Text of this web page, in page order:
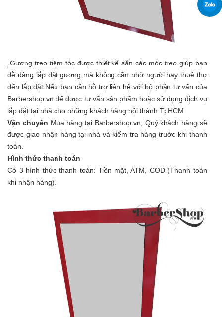
Gương treo tiệm tócđược thiết kế sẵn các móc treo giúp bạn
dễ dàng lắp đặt gương mà không cần nhờ người hay thuê thợ
đến lắp đặt.Nếu bạn cần hỗ trợ liên hệ với bộ phận tư vấn của
Barbershop.vn để được tư vấn sản phẩm hoặc sử dụng dịch vụ
lắp đặt tại nhà cho những khách hàng nội thành TpHCM
Vận chuyển Mua hàng tại Barbershop.vn, Quý khách hàng sẽ
được giao nhận hàng tại nhà và kiểm tra hàng trước khi thanh
toán.
Hình thức thanh toán
Có 3 hình thức thanh toán: Tiền mặt, ATM, COD (Thanh toán
khi nhận hàng).